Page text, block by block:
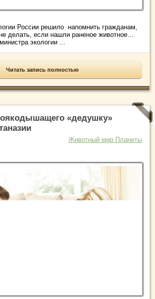
России решило напомнить гражданам,
делать, если нашли раненое животное…
экологии ...
Читать запись полностью
«дедушку»
Животный мир Планеты